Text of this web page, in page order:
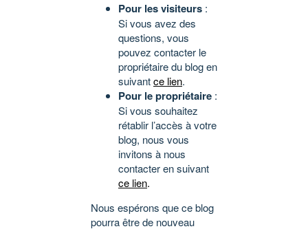
Pour les visiteurs :
Si vous avez des
questions, vous
pouvez contacter le
propriétaire du blog en
suivantce lien.
Pour le propriétaire :
Si vous souhaitez
rétablir l’accès à votre
blog, nous vous
invitons à nous
contacter en suivant
ce lien.
Nous espérons que ce blog
pourra être de nouveau